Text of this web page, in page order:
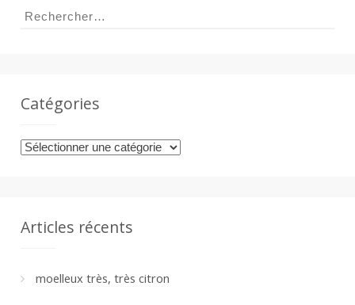
Rechercher :
Catégories
Catégories
Articles récents
moelleux très, très citron